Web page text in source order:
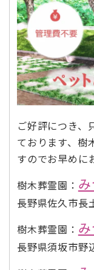
ご好評につき、
ております、樹
すのでお早めに
樹木葬霊園：
長野県佐久市長
樹木葬霊園：
長野県須坂市野